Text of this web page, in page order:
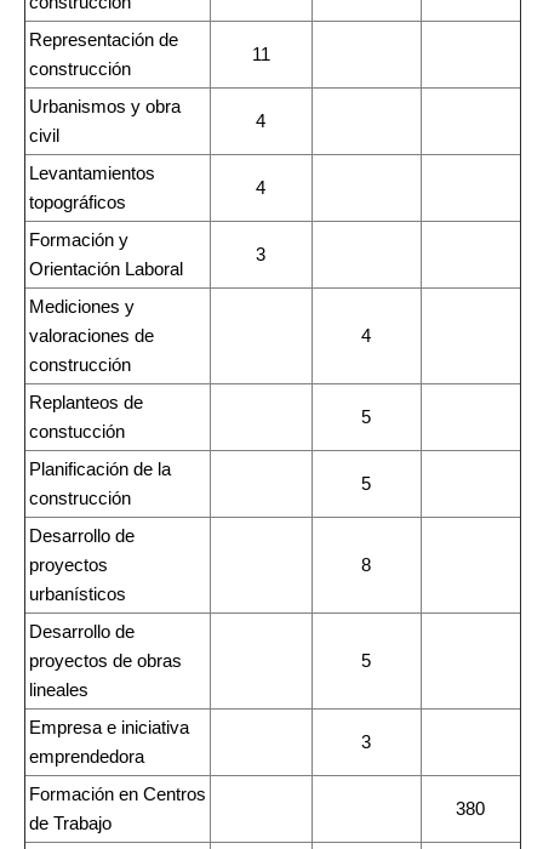
Representación de
construcción
11
Urbanismos y obra
civil
4
Levantamientos
topográficos
4
Formación y
Orientación Laboral
3
Mediciones y
valoraciones de
construcción
4
Replanteos de
constucción
5
Planificación de la
construcción
5
Desarrollo de
proyectos
urbanísticos
8
Desarrollo de
proyectos de obras
lineales
5
Empresa e iniciativa
emprendedora
3
Formación en Centros
de Trabajo
380